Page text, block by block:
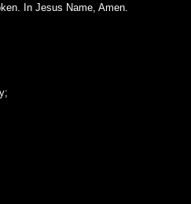
In Jesus Name, Amen.